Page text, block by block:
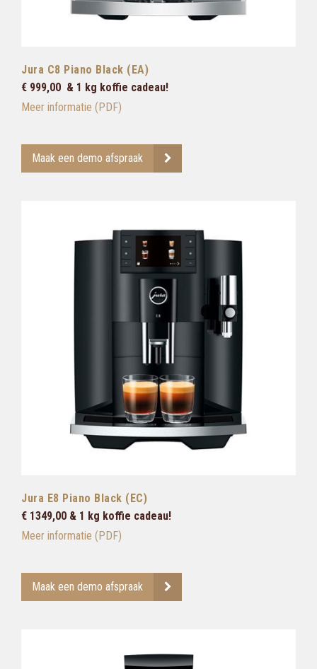
Jura C8 Piano Black (EA)
€ 999,00 & 1 kg koffie cadeau!
Meer informatie (PDF)
Maak een demo afspraak
Jura E8 Piano Black (EC)
€ 1349,00 & 1 kg koffie cadeau!
Meer informatie (PDF)
Maak een demo afspraak